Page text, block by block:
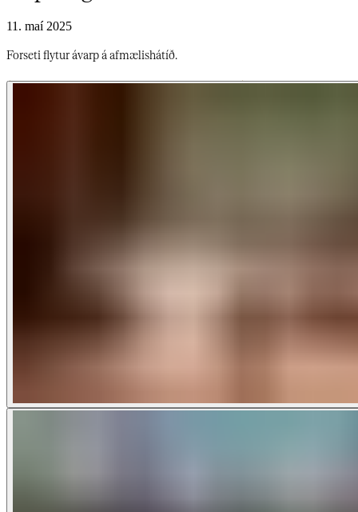
11. maí 2025
Forseti flytur ávarp á afmælishátíð.​​​​‌ ‍ ​‍​‍‌‍ ‌ ​‍‌‍‍‌‌‍‌ ‌‍‍‌‌‍ ‍​‍​‍​ ‍‍​‍​‍‌ ​ ‌‍​‌‌‍ ‍‌‍‍‌‌ ‌​‌ ‍‌​‍ ‍‌‍‍‌‌‍ ​‍​‍​‍ ​​‍​‍‌‍‍​‌ ​‍‌‍‌‌‌‍‌‍​‍​‍​ ‍‍​‍​‍‌‍‍​‌ ‌​‌ ‌​‌ ​​‌ ​ ​‍ ​‍ ‌‍‌‍‌‍ ‌ ​‍‌ ​ ‌‍‌‌‌ ‌​‌‍‍‌​‍ ‌‌‍‍‌‌ ​ ‌‍ ​‌‍​‌‌‍ ‍‌‍‌​‌ ​ ​‍ ‍‌ ‌‍‌‍‌‌‌ ​‍‌‍​ ‌‍‌‌‌‍ ​​‍ ‍‌‍​‌‌ ​​‌ ​​​‍ ‌ ​ ‌ ‌​‌ ‌‌‌‍‌​‌‍‍‌‌‍ ​‍ ‌‍‍‌‌‍ ‍‌ ‌​‌‍‌‌‌‍ ‍‌ ‌​​‍ ‌‍‌‌‌‍‌​‌‍‍‌‌ ‌​​‍ ‌‍ ‌‌‍ ‌‍‌​‌‍‌‌​ ‌‌ ​​‌ ​‍‌‍‌‌‌ ​ ‌‍‌‌‌‍ ‍‌ ‌​‌‍​‌‌ ‌​‌‍‍‌‌‍ ‌‍ ‍​ ‍ ‌‍‍‌‌‍‌​​ ‌‌ ‌​‌​ ​‌ ​‌‌​ ‌‌​ ​ ‌ ‌‍ ‌‍‍‌‌‍ ​‌‌‍‌‌ ‍‌‌ ‍‍‌‍‌​‌ ‍‌‌‌​ ‌ ‌ ​ ‌‌‌‍‍‌‌‌‍​‌‌​‌‌​ ‍‌​ ​​ ‍ ‌ ‌​‌ ‍‌‌ ​​‌‍‌‌​ ‌‌‍ ‍‌‍‌‌‌ ‌ ‌ ​ ​ ‍ ‌ ​​‌‍​‌‌ ‌​‌‍‍​​ ‌‌‍‌​‌‍‌‌‌ ​ ‌‍​ ‌ ​‍‌‍‍‌‌ ​​‌ ‌​‌‍‍‌‌‍ ‌‍ ‍​ ‌‍​‍‌‍​‌‌ ​ ‌‍‌‌‌‌‌‌‌ ​‍‌‍ ​​ ‌‌‍‍​‌ ‌​‌ ‌​‌ ​​‌ ​ ​‍‌‌​ ​‍‌​‌‍​‍‌‌​ ​‍‌​‌‍‌‍‌‍‌‍ ‌ ​‍‌ ​ ‌‍‌‌‌ ‌​‌‍‍‌​‍ ‌‌‍‍‌‌ ​ ‌‍ ​‌‍​‌‌‍ ‍‌‍‌​‌ ​ ​‍ ‍‌ ‌‍‌‍‌‌‌ ​‍‌‍​ ‌‍‌‌‌‍ ​​‍ ‍‌‍​‌‌ ​​‌ ​​​‍‌‌​ ​‍‌​‌‍‌ ​ ‌ ‌​‌ ‌‌‌‍‌​‌‍‍‌‌‍ ​‍‌‍‌‍‍‌‌‍‌​​ ‌‌ ‌​‌​ ​‌ ​‌‌​ ‌‌​ ​ ‌ ‌‍ ‌‍‍‌‌‍ ​‌‌‍‌‌ ‍‌‌ ‍‍‌‍‌​‌ ‍‌‌‌​ ‌ ‌ ​ ‌‌‌‍‍‌‌‌‍​‌‌​‌‌​ ‍‌​ ​​‍‌‍‌ ‌​‌ ‍‌‌ ​​‌‍‌‌​ ‌‌‍ ‍‌‍‌‌‌ ‌ ‌ ​ ​‍‌‍‌ ​​‌‍​‌‌ ‌​‌‍‍​​ ‌‌‍‌​‌‍‌‌‌ ​ ‌‍​ ‌ ​‍‌‍‍‌‌ ​​‌ ‌​‌‍‍‌‌‍ ‌‍ ‍​‍‌‍‌ ​​‌‍‌‌‌ ​‍‌ ​ ‌ ​​‌‍‌‌‌‍​ ‌ ‌​‌‍‍‌‌ ‌‍‌‍‌‌​ ‌‌ ​​‌ ‌‌‌‍​‍‌‍ ​‌‍‍‌‌ ​ ‌‍‍​‌‍‌‌‌‍‌​​‍​‍‌ ‌